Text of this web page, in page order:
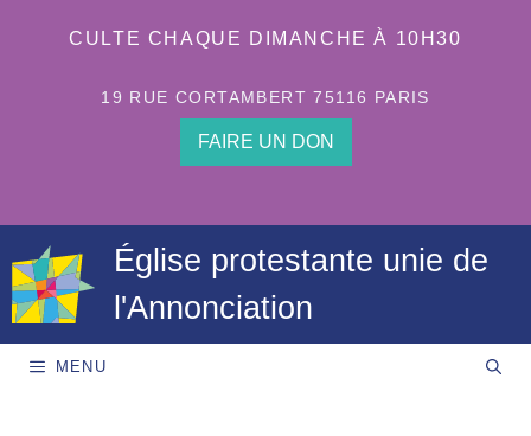
CULTE CHAQUE DIMANCHE À 10H30
19 RUE CORTAMBERT 75116 PARIS
FAIRE UN DON
Église protestante unie de
l'Annonciation
MENU